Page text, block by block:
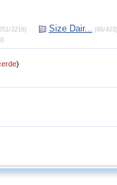
3216) Size Dair... (86/403)
)